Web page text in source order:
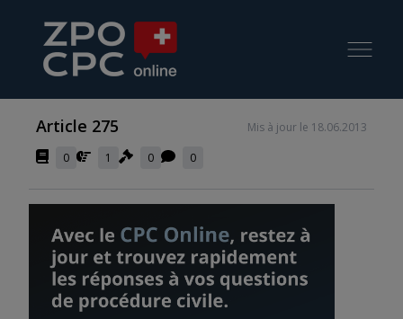
Article 275
Mis à jour le 18.06.2013
0
1 0 0